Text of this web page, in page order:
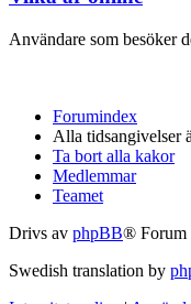
Användare som besöker
Forumindex
Alla tidsangivelser
Ta bort alla kakor
Medlemmar
Teamet
Drivs av phpBB® Forum
Swedish translation by